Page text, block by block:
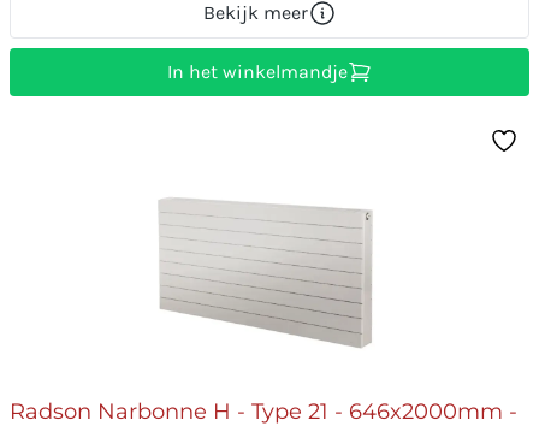
Bekijk meer
In het winkelmandje
Radson Narbonne H - Type 21 - 646x2000mm -